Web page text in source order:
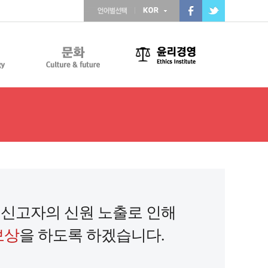
고자의 신원 노출로 인해
상을 하도록 하겠습니다.